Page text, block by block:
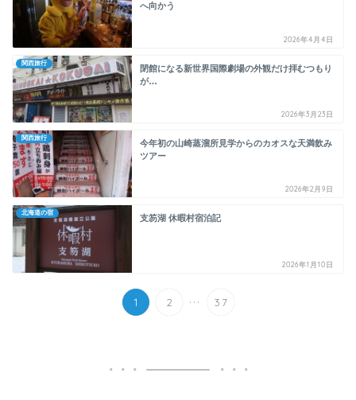
へ向かう
2026年4月4日
関西旅行
閉館になる新世界国際劇場の外観だけ拝むつもり
が…
2026年3月23日
関西旅行
今年初の山崎蒸溜所見学からのカオスな天満飲み
ツアー
2026年2月9日
北海道の宿
支笏湖 休暇村宿泊記
2026年1月10日
1 2 ... 37